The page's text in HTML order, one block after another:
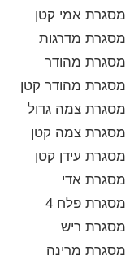
מסגרת אמי קטן
מסגרת מדרגות
מסגרת מהודר
מסגרת מהודר קטן
מסגרת צמה גדול
מסגרת צמה קטן
מסגרת עידן קטן
מסגרת אדי
מסגרת פלח 4
מסגרת ריש
מסגרת מרינה